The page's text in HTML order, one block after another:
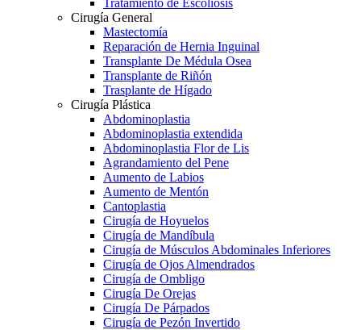
Cirugía General
Mastectomía
Reparación de Hernia Inguinal
Transplante De Médula Osea
Transplante de Riñón
Trasplante de Hígado
Cirugía Plástica
Abdominoplastia
Abdominoplastia extendida
Abdominoplastia Flor de Lis
Agrandamiento del Pene
Aumento de Labios
Aumento de Mentón
Cantoplastia
Cirugía de Hoyuelos
Cirugía de Mandíbula
Cirugía de Músculos Abdominales Inferiores
Cirugía de Ojos Almendrados
Cirugía de Ombligo
Cirugía De Orejas
Cirugía De Párpados
Cirugía de Pezón Invertido